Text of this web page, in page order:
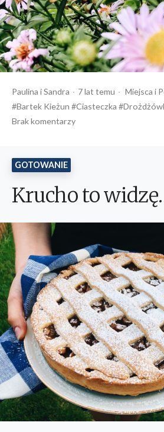
Opublikowany
przez
Paulina iSandra 7 lat temu
w
Miejsca
Bartek Kieżun
Ciasteczka
Brak komentarzy
GOTOWANIE
Krucho to